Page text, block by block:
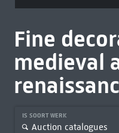
Fine
medieval
IS SOORT WERK
Auction catalogues